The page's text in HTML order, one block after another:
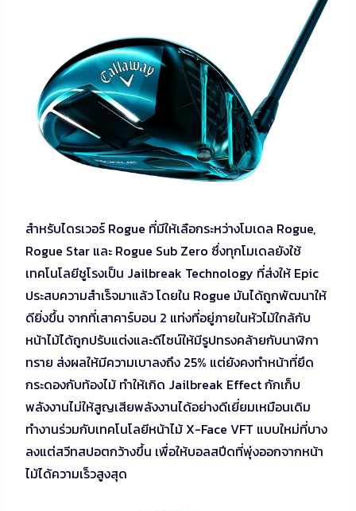
สำหรับไดรเวอร์ Rogue ที่มีให้เลือกระหว่างโมเดล Rogue,
Rogue Star และ Rogue Sub Zero ซึ่งทุกโมเดลยังใช้
เทคโนโลยีชูโรงเป็น Jailbreak Technology ที่ส่งให้ Epic
ประสบความสำเร็จมาแล้ว โดยใน Rogue มันได้ถูกพัฒนาให้
ดียิ่งขึ้น จากที่เสาคาร์บอน 2 แท่งที่อยู่ภายในหัวไม้ใกล้กับ
หน้าไม้ได้ถูกปรับแต่งและดีไซน์ให้มีรูปทรงคล้ายกับนาฬิกา
ทราย ส่งผลให้มีความเบาลงถึง 25% แต่ยังคงทำหน้าที่ยึด
กระดองกับท้องไม้ ทำให้เกิด Jailbreak Effect กักเก็บ
พลังงานไม่ให้สูญเสียพลังงานได้อย่างดีเยี่ยมเหมือนเดิม
ทำงานร่วมกับเทคโนโลยีหน้าไม้ X-Face VFT แบบใหม่ที่บาง
ลงแต่สวีทสปอตกว้างขึ้น เพื่อให้บอลสปีดที่พุ่งออกจากหน้า
ไม้ได้ความเร็วสูงสุด